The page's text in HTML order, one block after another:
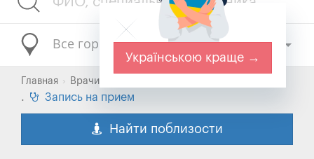
Все города
Главная Врачи Украины
. Запись на прием
Найти поблизости
Українською краще →